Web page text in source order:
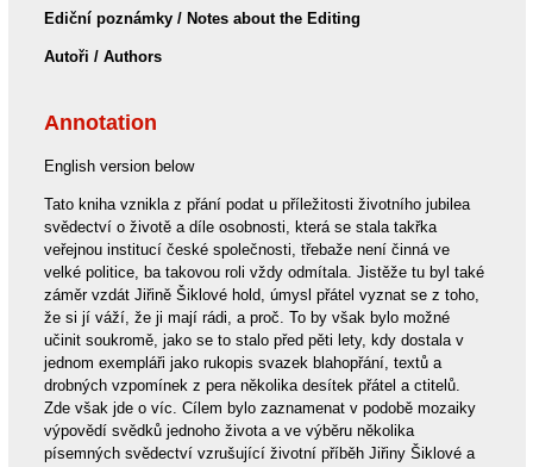
Ediční poznámky / Notes about the Editing
Autoři / Authors
Annotation
English version below
Tato kniha vznikla z přání podat u příležitosti životního jubilea
svědectví o životě a díle osobnosti, která se stala takřka
veřejnou institucí české společnosti, třebaže není činná ve
velké politice, ba takovou roli vždy odmítala. Jistěže tu byl také
záměr vzdát Jiřině Šiklové hold, úmysl přátel vyznat se z toho,
že si jí váží, že ji mají rádi, a proč. To by však bylo možné
učinit soukromě, jako se to stalo před pěti lety, kdy dostala v
jednom exempláři jako rukopis svazek blahopřání, textů a
drobných vzpomínek z pera několika desítek přátel a ctitelů.
Zde však jde o víc. Cílem bylo zaznamenat v podobě mozaiky
výpovědí svědků jednoho života a ve výběru několika
písemných svědectví vzrušující životní příběh Jiřiny Šiklové a